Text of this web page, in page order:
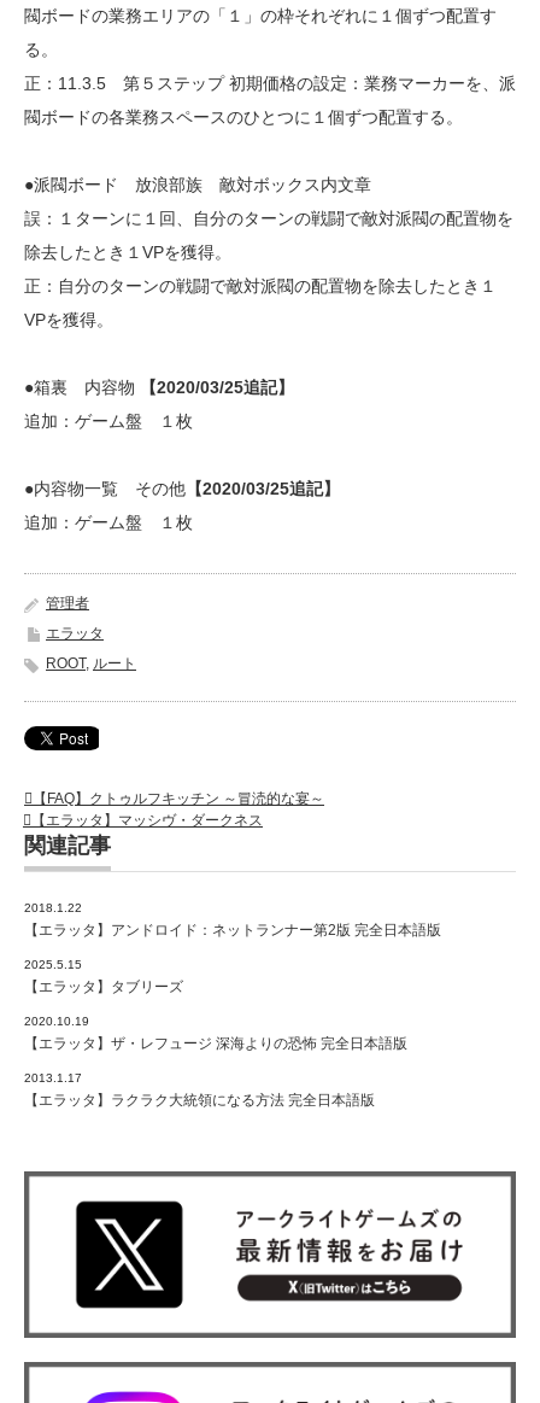
閥ボードの業務エリアの「１」の枠それぞれに１個ずつ配置す
る。
正：11.3.5 第５ステップ 初期価格の設定：業務マーカーを、派
閥ボードの各業務スペースのひとつに１個ずつ配置する。
●派閥ボード 放浪部族 敵対ボックス内文章
誤：１ターンに１回、自分のターンの戦闘で敵対派閥の配置物を
除去したとき１VPを獲得。
正：自分のターンの戦闘で敵対派閥の配置物を除去したとき１
VPを獲得。
●箱裏 内容物 【2020/03/25追記】
追加：ゲーム盤 １枚
●内容物一覧 その他 【2020/03/25追記】
追加：ゲーム盤 １枚
管理者
エラッタ
ROOT, ルート
【FAQ】クトゥルフキッチン ～冒涜的な宴～
【エラッタ】マッシヴ・ダークネス
関連記事
2018.1.22
【エラッタ】アンドロイド：ネットランナー第2版 完全日本語版
2025.5.15
【エラッタ】タブリーズ
2020.10.19
【エラッタ】ザ・レフュージ 深海よりの恐怖 完全日本語版
2013.1.17
【エラッタ】ラクラク大統領になる方法 完全日本語版